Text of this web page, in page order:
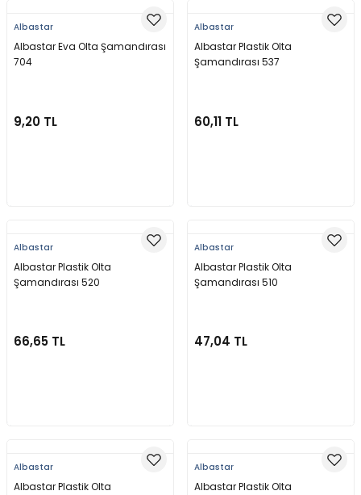
Albastar
Albastar Eva Olta Şamandırası
704
9,20 TL
Albastar
Albastar Plastik Olta
Şamandırası 537
60,11 TL
Albastar
Albastar Plastik Olta
Şamandırası 520
66,65 TL
Albastar
Albastar Plastik Olta
Şamandırası 510
47,04 TL
Albastar
Albastar Plastik Olta
Albastar
Albastar Plastik Olta